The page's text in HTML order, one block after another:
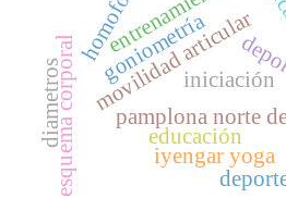
pamplona norte
movilidad articular
goniometríainiciación
educación
iyengar yoga
esquema corporal
diametros